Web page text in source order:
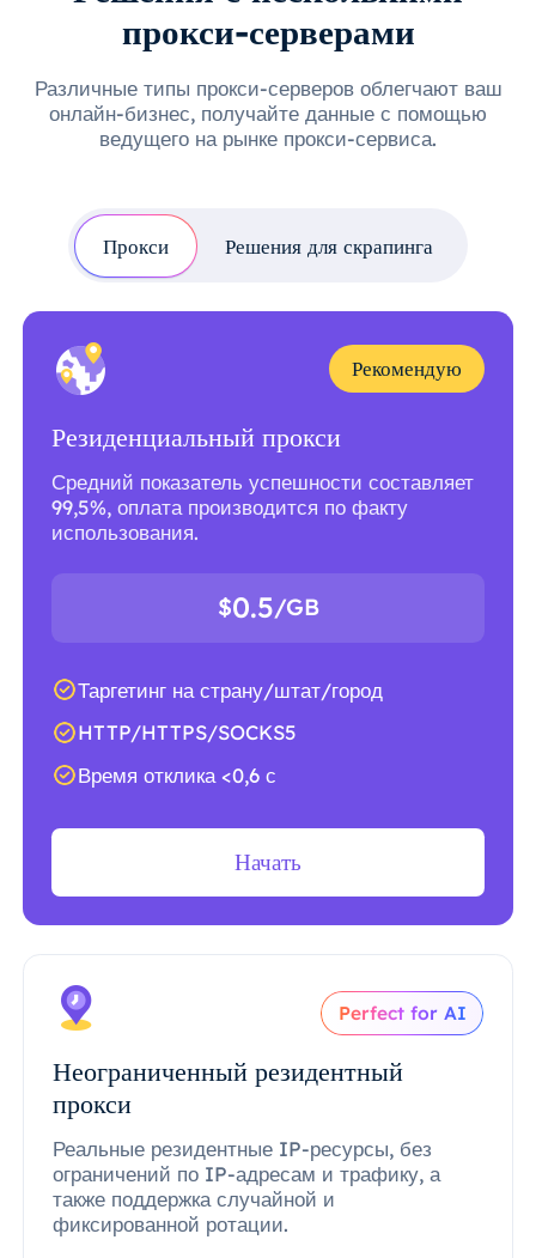
прокси-серверами
Различные типы прокси-серверов облегчают ваш
онлайн-бизнес, получайте данные с помощью
ведущего на рынке прокси-сервиса.
Прокси Решения для скрапинга
Рекомендую
Резиденциальный прокси
Средний показатель успешности составляет
99,5%, оплата производится по факту
использования.
$0.5/GB
Таргетинг на страну/штат/город
HTTP/HTTPS/SOCKS5
Время отклика <0,6 с
Начать
Perfect for AI
Неограниченный резидентный
прокси
Реальные резидентные IP-ресурсы, без
ограничений по IP-адресам и трафику, а
также поддержка случайной и
фиксированной ротации.